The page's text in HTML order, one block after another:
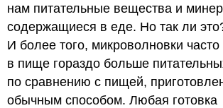
нам питательные вещества и
содержащиеся в еде. Но так ли
И более того, микроволновки
в пище гораздо больше
по сравнению с пищей,
обычным способом. Любая готовка